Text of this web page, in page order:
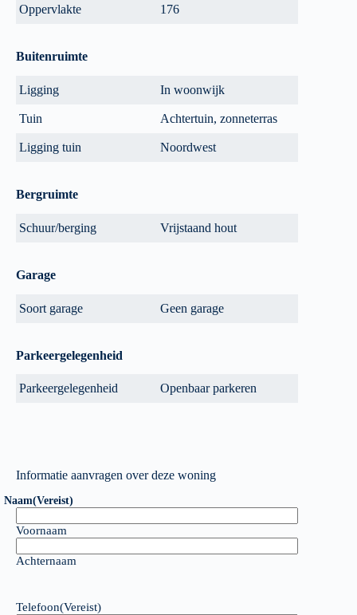
Oppervlakte 176
Buitenruimte
Ligging In woonwijk
Tuin Achtertuin, zonneterras
Ligging tuin Noordwest
Bergruimte
Schuur/berging Vrijstaand hout
Garage
Soort garage Geen garage
Parkeergelegenheid
Parkeergelegenheid Openbaar parkeren
Informatie aanvragen over deze woning
Naam(Vereist)
Voornaam
Achternaam
Telefoon(Vereist)